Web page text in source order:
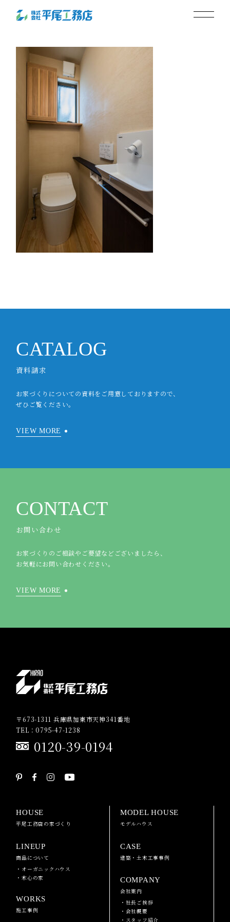
s-tib-1012
CATALOG
資料請求
お家づくりについての資料をご用意しておりますので、
ぜひご覧ください。
VIEW MORE
CONTACT
お問い合わせ
お家づくりのご相談やご要望などございましたら、
お気軽にお問い合わせください。
VIEW MORE
〒673-1311 兵庫県加東市天神341番地
TEL：0795-47-1238
0120-39-0194
HOUSE
平尾工務店の家づくり
LINEUP
商品について
・オーガニックハウス
・木心の家
WORKS
施工事例
MODEL HOUSE
モデルハウス
CASE
建築・土木工事事例
COMPANY
会社案内
・社長ご挨拶
・会社概要
・スタッフ紹介